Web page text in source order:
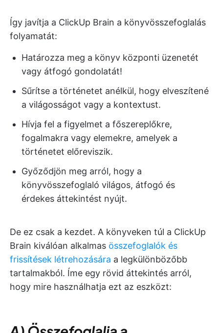
Így javítja a ClickUp Brain a könyvösszefoglalás
folyamatát:
Határozza meg a könyv központi üzenetét
vagy átfogó gondolatát!
Sűrítse a történetet anélkül, hogy elveszítené
a világosságot vagy a kontextust.
Hívja fel a figyelmet a főszereplőkre,
fogalmakra vagy elemekre, amelyek a
történetet előreviszik.
Győződjön meg arról, hogy a
könyvösszefoglaló világos, átfogó és
érdekes áttekintést nyújt.
De ez csak a kezdet. A könyveken túl a ClickUp
Brain kiválóan alkalmas összefoglalók és
frissítések létrehozására a legkülönbözőbb
tartalmakból. Íme egy rövid áttekintés arról,
hogy mire használhatja ezt az eszközt: